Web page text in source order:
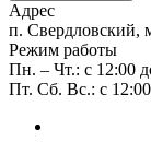
Адрес
п. Свердловский,
Режим работы
Пн. – Чт.: с 12:00
Пт. Сб. Вс.: с